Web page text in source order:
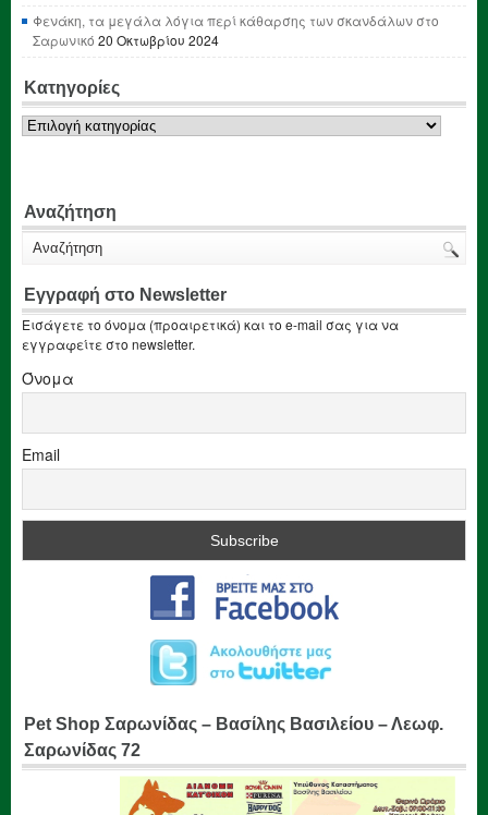
Φενάκη, τα μεγάλα λόγια περί κάθαρσης των σκανδάλων στο
Σαρωνικό 20 Οκτωβρίου 2024
Κατηγορίες
Κατηγορίες
Αναζήτηση
Εγγραφή στο Newsletter
Εισάγετε το όνομα (προαιρετικά) και το e-mail σας για να
εγγραφείτε στο newsletter.
Όνομα
Email
Pet Shop Σαρωνίδας – Βασίλης Βασιλείου – Λεωφ.
Σαρωνίδας 72